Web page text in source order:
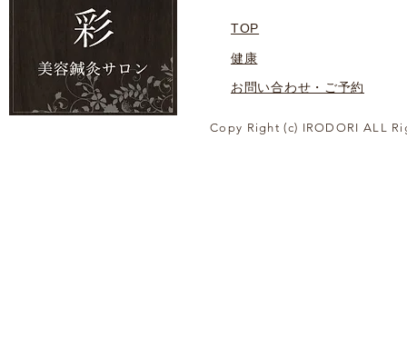
TOP
健康
お問い合わせ・ご予約
Copy Right (c) IRODORI ALL